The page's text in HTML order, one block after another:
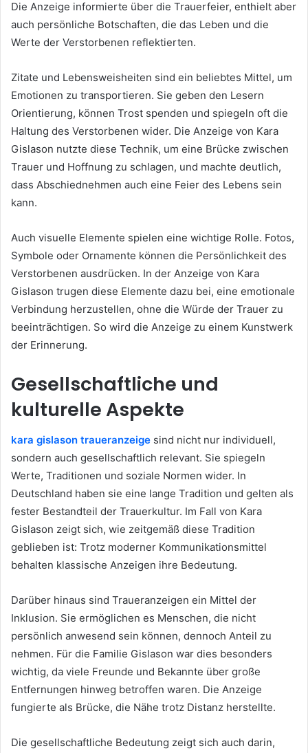
Die Anzeige informierte über die Trauerfeier, enthielt aber
auch persönliche Botschaften, die das Leben und die
Werte der Verstorbenen reflektierten.
Zitate und Lebensweisheiten sind ein beliebtes Mittel, um
Emotionen zu transportieren. Sie geben den Lesern
Orientierung, können Trost spenden und spiegeln oft die
Haltung des Verstorbenen wider. Die Anzeige von Kara
Gislason nutzte diese Technik, um eine Brücke zwischen
Trauer und Hoffnung zu schlagen, und machte deutlich,
dass Abschiednehmen auch eine Feier des Lebens sein
kann.
Auch visuelle Elemente spielen eine wichtige Rolle. Fotos,
Symbole oder Ornamente können die Persönlichkeit des
Verstorbenen ausdrücken. In der Anzeige von Kara
Gislason trugen diese Elemente dazu bei, eine emotionale
Verbindung herzustellen, ohne die Würde der Trauer zu
beeinträchtigen. So wird die Anzeige zu einem Kunstwerk
der Erinnerung.
Gesellschaftliche und
kulturelle Aspekte
kara gislason traueranzeige sind nicht nur individuell,
sondern auch gesellschaftlich relevant. Sie spiegeln
Werte, Traditionen und soziale Normen wider. In
Deutschland haben sie eine lange Tradition und gelten als
fester Bestandteil der Trauerkultur. Im Fall von Kara
Gislason zeigt sich, wie zeitgemäß diese Tradition
geblieben ist: Trotz moderner Kommunikationsmittel
behalten klassische Anzeigen ihre Bedeutung.
Darüber hinaus sind Traueranzeigen ein Mittel der
Inklusion. Sie ermöglichen es Menschen, die nicht
persönlich anwesend sein können, dennoch Anteil zu
nehmen. Für die Familie Gislason war dies besonders
wichtig, da viele Freunde und Bekannte über große
Entfernungen hinweg betroffen waren. Die Anzeige
fungierte als Brücke, die Nähe trotz Distanz herstellte.
Die gesellschaftliche Bedeutung zeigt sich auch darin,